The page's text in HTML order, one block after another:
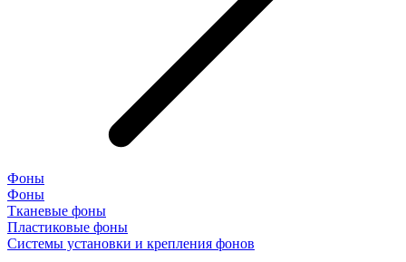
Фоны
Фоны
Тканевые фоны
Пластиковые фоны
Системы установки и крепления фонов